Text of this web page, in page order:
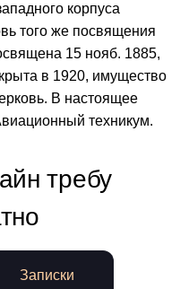
корпуса
того же посвящения
15 нояб. 1885,
в 1920, имущество
В настоящее
техникум.
требу
Записки